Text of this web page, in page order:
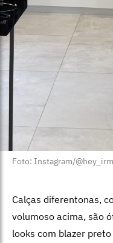
Foto: Instagram/
Calças diferentonas,
volumoso acima, são
looks com blazer